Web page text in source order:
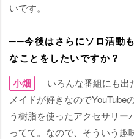
いです。
──今後はさらにソロ活動
なことをしたいですか？
小畑
いろんな番組にも出
メイドが好きなのでYouTube
う樹脂を使ったアクセサリー
ってて。なので、そういう